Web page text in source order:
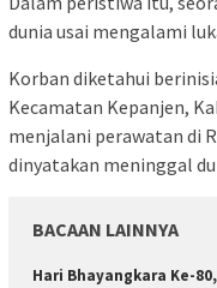
dunia usai mengalami
Korban diketahui
Kecamatan Kepanjen,
menjalani perawatan di
dinyatakan meninggal
BACAAN LAINNYA
Hari Bhayangkara Ke-